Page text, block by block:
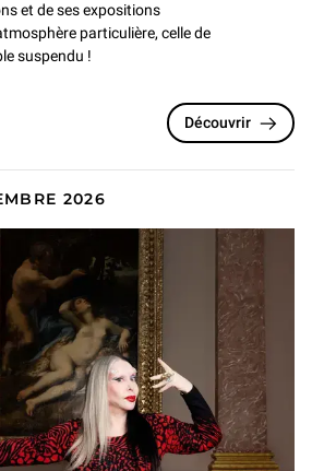
et de ses expositions
particulière, celle de
suspendu !
Découvrir
2026